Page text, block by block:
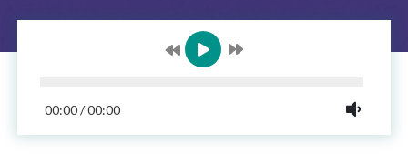
00:00/00:00